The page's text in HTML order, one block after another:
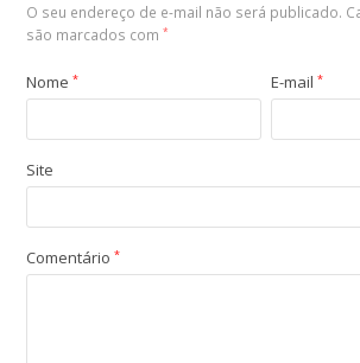
O seu endereço de e-mail não será publicado.
são marcados com*
Nome* E-mail*
Site
Comentário*